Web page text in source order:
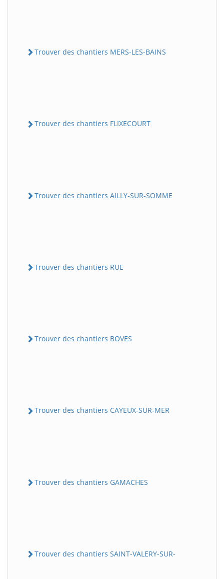
Trouver des chantiers MERS-LES-BAINS
Trouver des chantiers FLIXECOURT
Trouver des chantiers AILLY-SUR-SOMME
Trouver des chantiers RUE
Trouver des chantiers BOVES
Trouver des chantiers CAYEUX-SUR-MER
Trouver des chantiers GAMACHES
Trouver des chantiers SAINT-VALERY-SUR-